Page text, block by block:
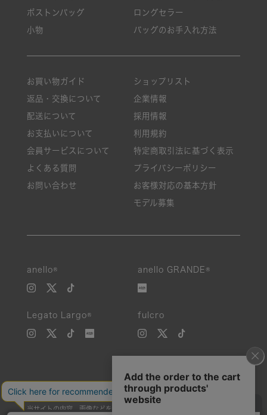
ボストンバッグ
小物
ロングセラー
バッグのお手入れ方法
お買い物ガイド
返品・交換について
配送について
お支払いについて
会員サービスについて
よくある質問
お問い合わせ
ショップリスト
企業情報
採用情報
利用規約
特定商取引法に基づく表示
プライバシーポリシー
お客様対応の基本方針
モデル募集
anello® anello GRANDE®
Legato Largo® fulcro
当サイトの内容、画像などを無断で複製、転載、第三者への譲渡などを